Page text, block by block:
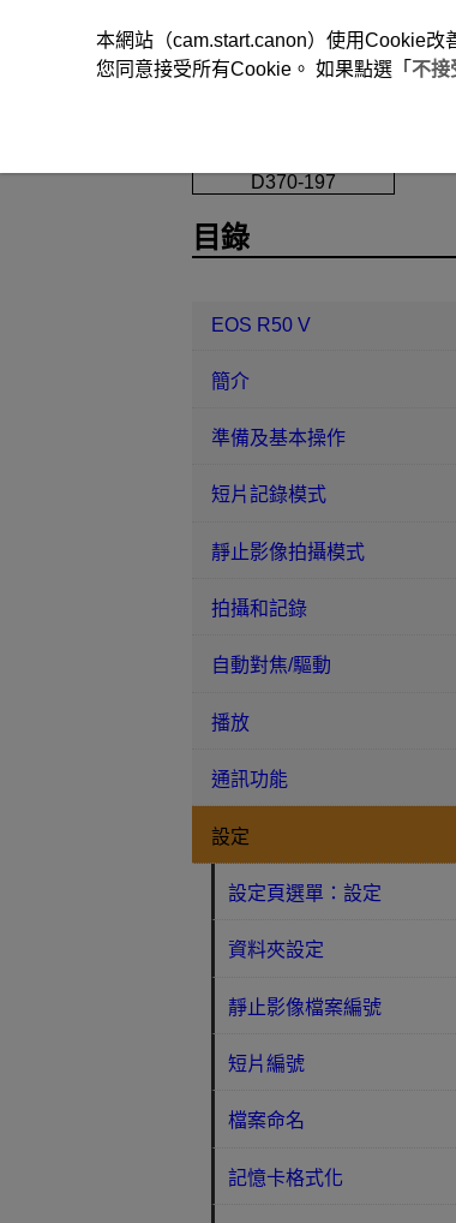
D370-197
目錄
EOS R50 V
簡介
準備及基本操作
短片記錄模式
靜止影像拍攝模式
拍攝和記錄
自動對焦/驅動
播放
通訊功能
設定
設定頁選單：設定
資料夾設定
靜止影像檔案編號
短片編號
檔案命名
記憶卡格式化
本網站（cam.start.canon）使用Cookie
您同意接受所有Cookie。 如果點選「 不接